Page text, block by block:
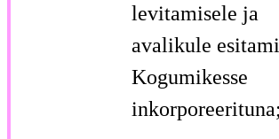
levitamisele ja
avalikule
Kogumikesse
inkorporeerituna;